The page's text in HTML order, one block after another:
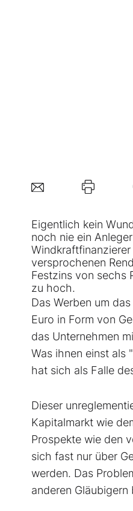
Eigentlich kein
noch nie ein
versprochenen
Festzins von sechs
zu hoch.
Das Werben um
Euro in Form von
das Unternehmen
Was ihnen einst als
hat sich als Falle
Dieser
Kapitalmarkt wie
Prospekte wie den
sich fast nur über
werden. Das
anderen Gläubigern